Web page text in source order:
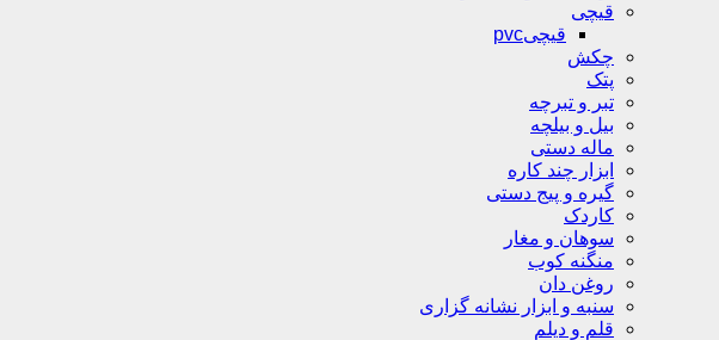
قیچی
قیچیpvc
چکش
پتک
تبر و تبرچه
بیل و بیلچه
ماله دستی
ابزار چند کاره
گیره و پیج دستی
کاردک
سوهان و مغار
منگنه کوب
روغن دان
سنبه و ابزار نشانه گزاری
قلم و دیلم